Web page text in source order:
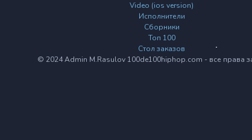
Video (ios version)
Исполнители
Сборники
Топ 100
Стол заказов
© 2024 Admin M.Rasulov 100de100hiphop.com - все права